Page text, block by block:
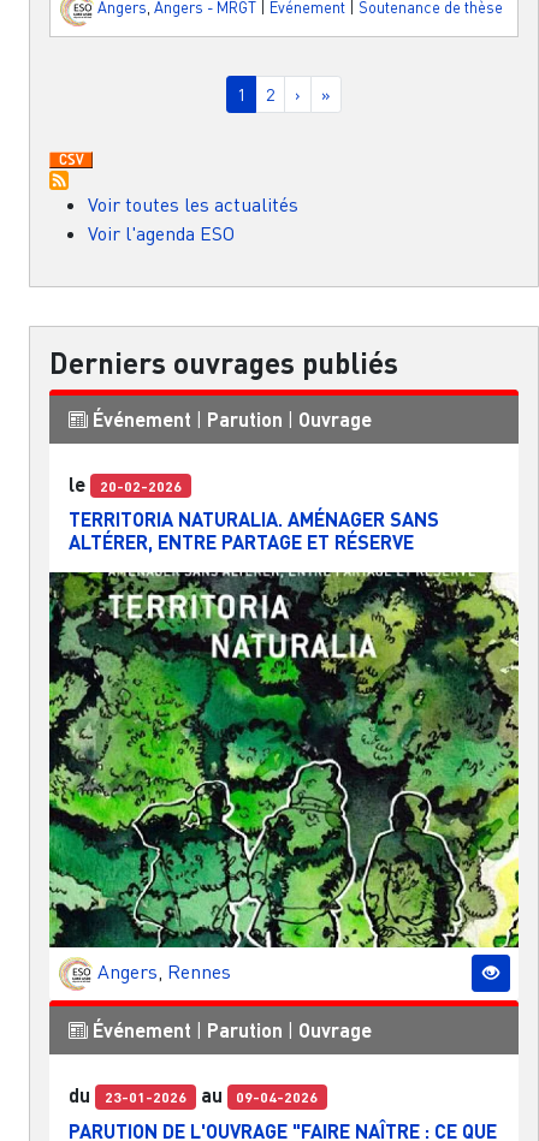
Angers, Angers - MRGT Événement Soutenance de thèse
Page courante
1 Page
2 Page suivante
› Dernière page
»
Voir toutes les actualités
Voir l'agenda ESO
Derniers ouvrages publiés
Événement Parution Ouvrage
le 20-02-2026
TERRITORIA NATURALIA. AMÉNAGER SANS
ALTÉRER, ENTRE PARTAGE ET RÉSERVE
Angers, Rennes
Événement Parution Ouvrage
du 23-01-2026 au 09-04-2026
PARUTION DE L'OUVRAGE "FAIRE NAÎTRE : CE QUE